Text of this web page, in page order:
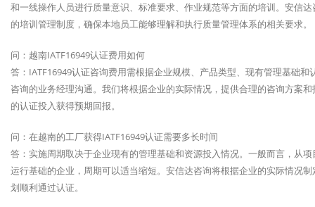
和一线操作人员进行质量意识、标准要求、作业规范等方面的培训。安信
的培训管理制度，确保本地员工能够理解和执行质量管理体系的相关要求。
问：越南IATF16949认证费用如何
答：IATF16949认证咨询费用需根据企业规模、产品类型、现有管理基础
咨询的业务经理沟通。我们将根据企业的实际情况，提供合理的咨询方案
的认证投入获得预期回报。
问：在越南的工厂获得IATF16949认证需要多长时间
答：实施周期取决于企业现有的管理基础和资源投入情况。一般而言，从
运行基础的企业，周期可以适当缩短。安信达咨询将根据企业的实际情况
划顺利通过认证。